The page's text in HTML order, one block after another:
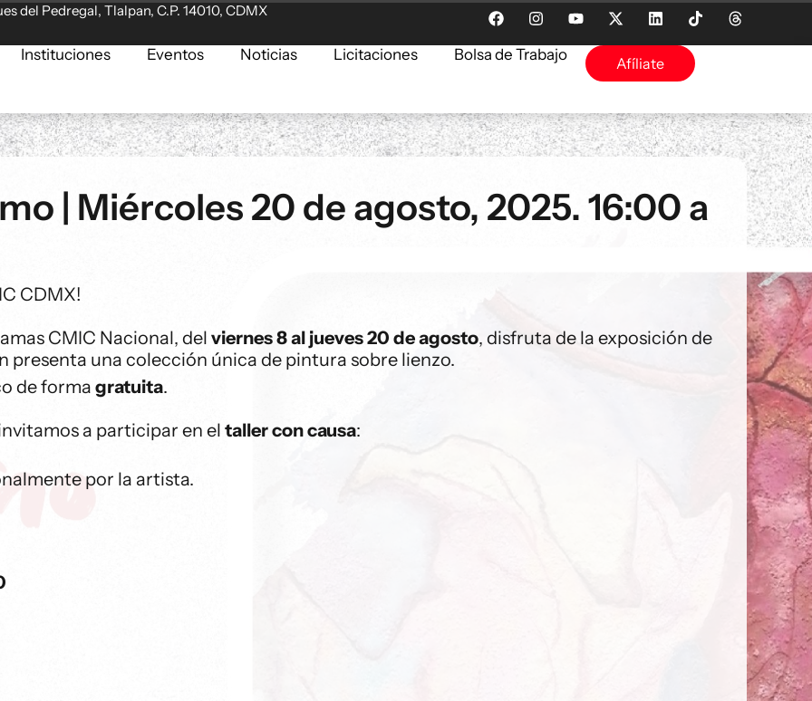
del Pedregal, Tlalpan, C.P. 14010, CDMX
Instituciones Eventos Noticias Licitaciones Bolsa de Trabajo Afíliate
| Miércoles 20 de agosto, 2025. 16:00 a
CDMX!
CMIC Nacional, del viernes 8 al jueves 20 de agosto, disfruta de la exposición de
presenta una colección única de pintura sobre lienzo.
de forma gratuita.
a participar en el taller con causa:
por la artista.